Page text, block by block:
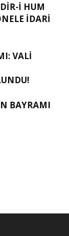
İ HUM
İDARI
VALI
BAYRAMI